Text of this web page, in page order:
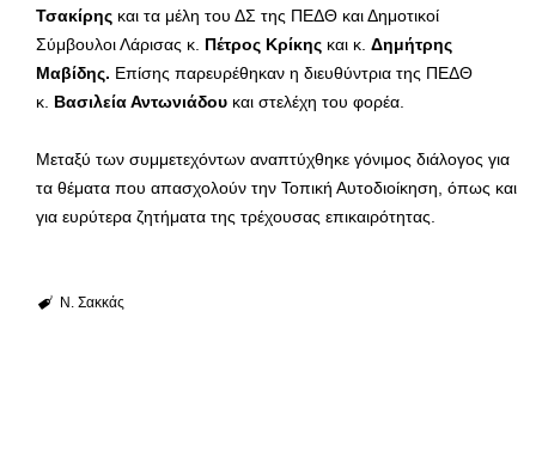
Τσακίρης και τα μέλη του ΔΣ της ΠΕΔΘ και Δημοτικοί
Σύμβουλοι Λάρισας κ. Πέτρος Κρίκης και κ. Δημήτρης
Μαβίδης. Επίσης παρευρέθηκαν η διευθύντρια της ΠΕΔΘ
κ. Βασιλεία Αντωνιάδου και στελέχη του φορέα.
Μεταξύ των συμμετεχόντων αναπτύχθηκε γόνιμος διάλογος για
τα θέματα που απασχολούν την Τοπική Αυτοδιοίκηση, όπως και
για ευρύτερα ζητήματα της τρέχουσας επικαιρότητας.
Ν. Σακκάς